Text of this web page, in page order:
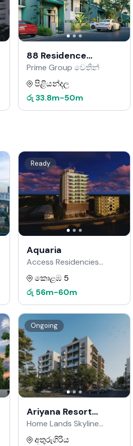
88 Residence
Kahathuduwa
Prime Group වෙතින්
පිළියන්දල
රු 33.8m-50m
Ready
Aquaria
Access Residencies
වෙතින්
කොළඹ 5
රු 56m-60m
Ongoing
Ariyana Resort
Apartments
Home Lands Skyline
වෙතින්
අතුරුගිරිය